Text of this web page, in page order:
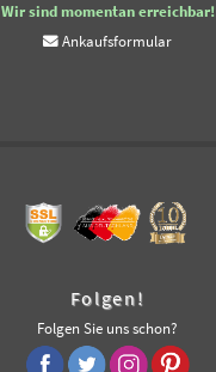
Wir sind momentan erreichbar!
Ankaufsformular
Folgen!
Folgen Sie uns schon?